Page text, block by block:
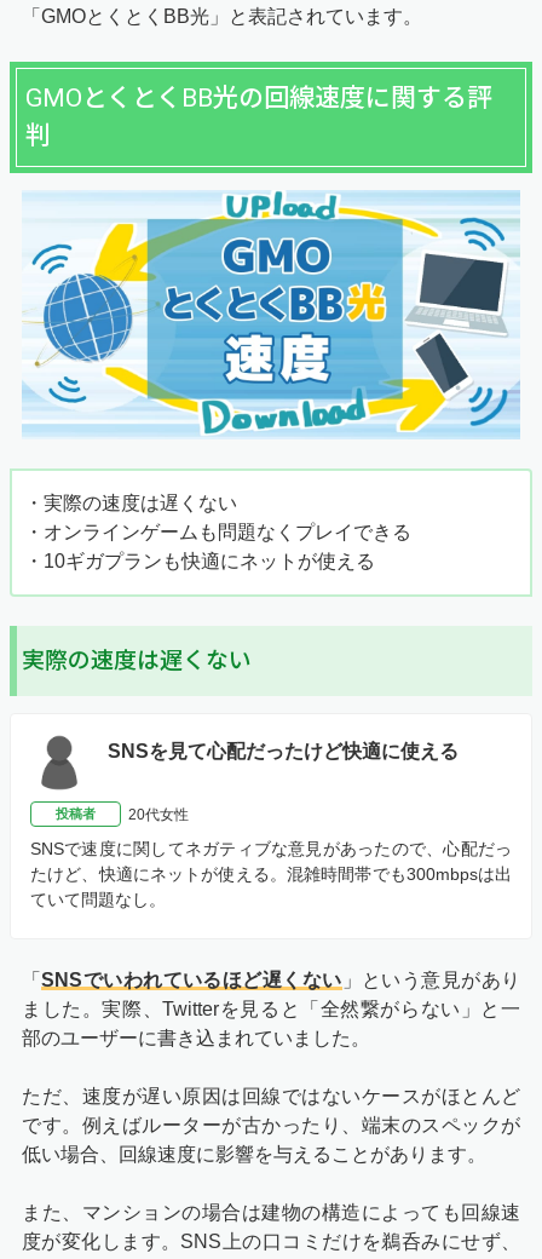
「GMOとくとくBB光」と表記されています。
GMOとくとくBB光の回線速度に関する評
判
・実際の速度は遅くない
・オンラインゲームも問題なくプレイできる
・10ギガプランも快適にネットが使える
実際の速度は遅くない
SNSを見て心配だったけど快適に使える
投稿者 20代女性
SNSで速度に関してネガティブな意見があったので、心配だっ
たけど、快適にネットが使える。混雑時間帯でも300mbpsは出
ていて問題なし。
「SNSでいわれているほど遅くない 」という意見があり
ました。実際、Twitterを見ると「全然繋がらない」と一
部のユーザーに書き込まれていました。
ただ、速度が遅い原因は回線ではないケースがほとんど
です。例えばルーターが古かったり、端末のスペックが
低い場合、回線速度に影響を与えることがあります。
また、マンションの場合は建物の構造によっても回線速
度が変化します。SNS上の口コミだけを鵜呑みにせず、